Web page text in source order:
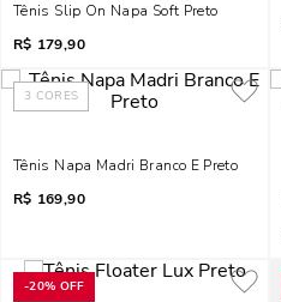
Tênis Slip On Napa Soft Preto
R$ 179,90
3 CORES
Tênis Napa Madri Branco E Preto
R$ 169,90
-20% OFF